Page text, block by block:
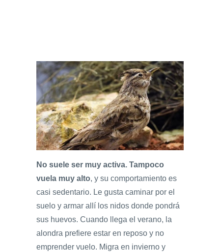
No suele ser muy activa. Tampoco
vuela muy alto, y su comportamiento es
casi sedentario. Le gusta caminar por el
suelo y armar allí los nidos donde pondrá
sus huevos. Cuando llega el verano, la
alondra prefiere estar en reposo y no
emprender vuelo. Migra en invierno y